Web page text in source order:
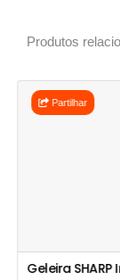
Produtos
Partilhar